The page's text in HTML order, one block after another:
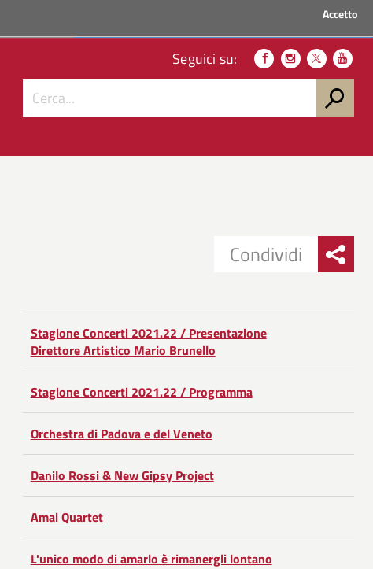
Accetto
Seguici su:
Facebook
Condividi
su
Twitter
Condividi
su
Condividi
Stagione Concerti 2021.22 / Presentazione
Direttore Artistico Mario Brunello
Stagione Concerti 2021.22 / Programma
Orchestra di Padova e del Veneto
Danilo Rossi & New Gipsy Project
Amai Quartet
L'unico modo di amarlo è rimanergli lontano